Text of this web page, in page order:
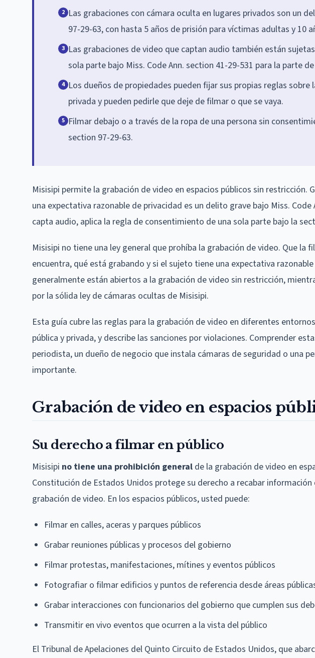
2 Las grabaciones con cámara oculta en lugares privados son un
97-29-63, con hasta 5 años de prisión para víctimas adultas y 10
3 Las grabaciones de video que captan audio también están
sola parte bajo Miss. Code Ann. section 41-29-531 para la parte
4 Los dueños de propiedades pueden fijar sus propias reglas
privada y pueden pedirle que deje de filmar o que se vaya.
5 Filmar debajo o a través de la ropa de una persona sin
section 97-29-63.
Misisipi permite la grabación de video en espacios públicos sin restricción.
una expectativa razonable de privacidad es un delito grave bajo Miss.
capta audio, aplica la regla de consentimiento de una sola parte bajo la
Misisipi no tiene una ley general que prohíba la grabación de video. Que la
encuentra, qué está grabando y si el sujeto tiene una expectativa
generalmente están abiertos a la grabación de video sin restricción,
por la sólida ley de cámaras ocultas de Misisipi.
Esta guía cubre las reglas para la grabación de video en diferentes
pública y privada, y describe las sanciones por violaciones. Comprender
periodista, un dueño de negocio que instala cámaras de seguridad o una
importante.
Grabación de video en espacios
Su derecho a filmar en público
Misisipi no tiene una prohibición general de la grabación de video en
Constitución de Estados Unidos protege su derecho a recabar
grabación de video. En los espacios públicos, usted puede:
Filmar en calles, aceras y parques públicos
Grabar reuniones públicas y procesos del gobierno
Filmar protestas, manifestaciones, mítines y eventos públicos
Fotografiar o filmar edificios y puntos de referencia desde áreas
Grabar interacciones con funcionarios del gobierno que cumplen sus
Transmitir en vivo eventos que ocurren a la vista del público
El Tribunal de Apelaciones del Quinto Circuito de Estados Unidos, que